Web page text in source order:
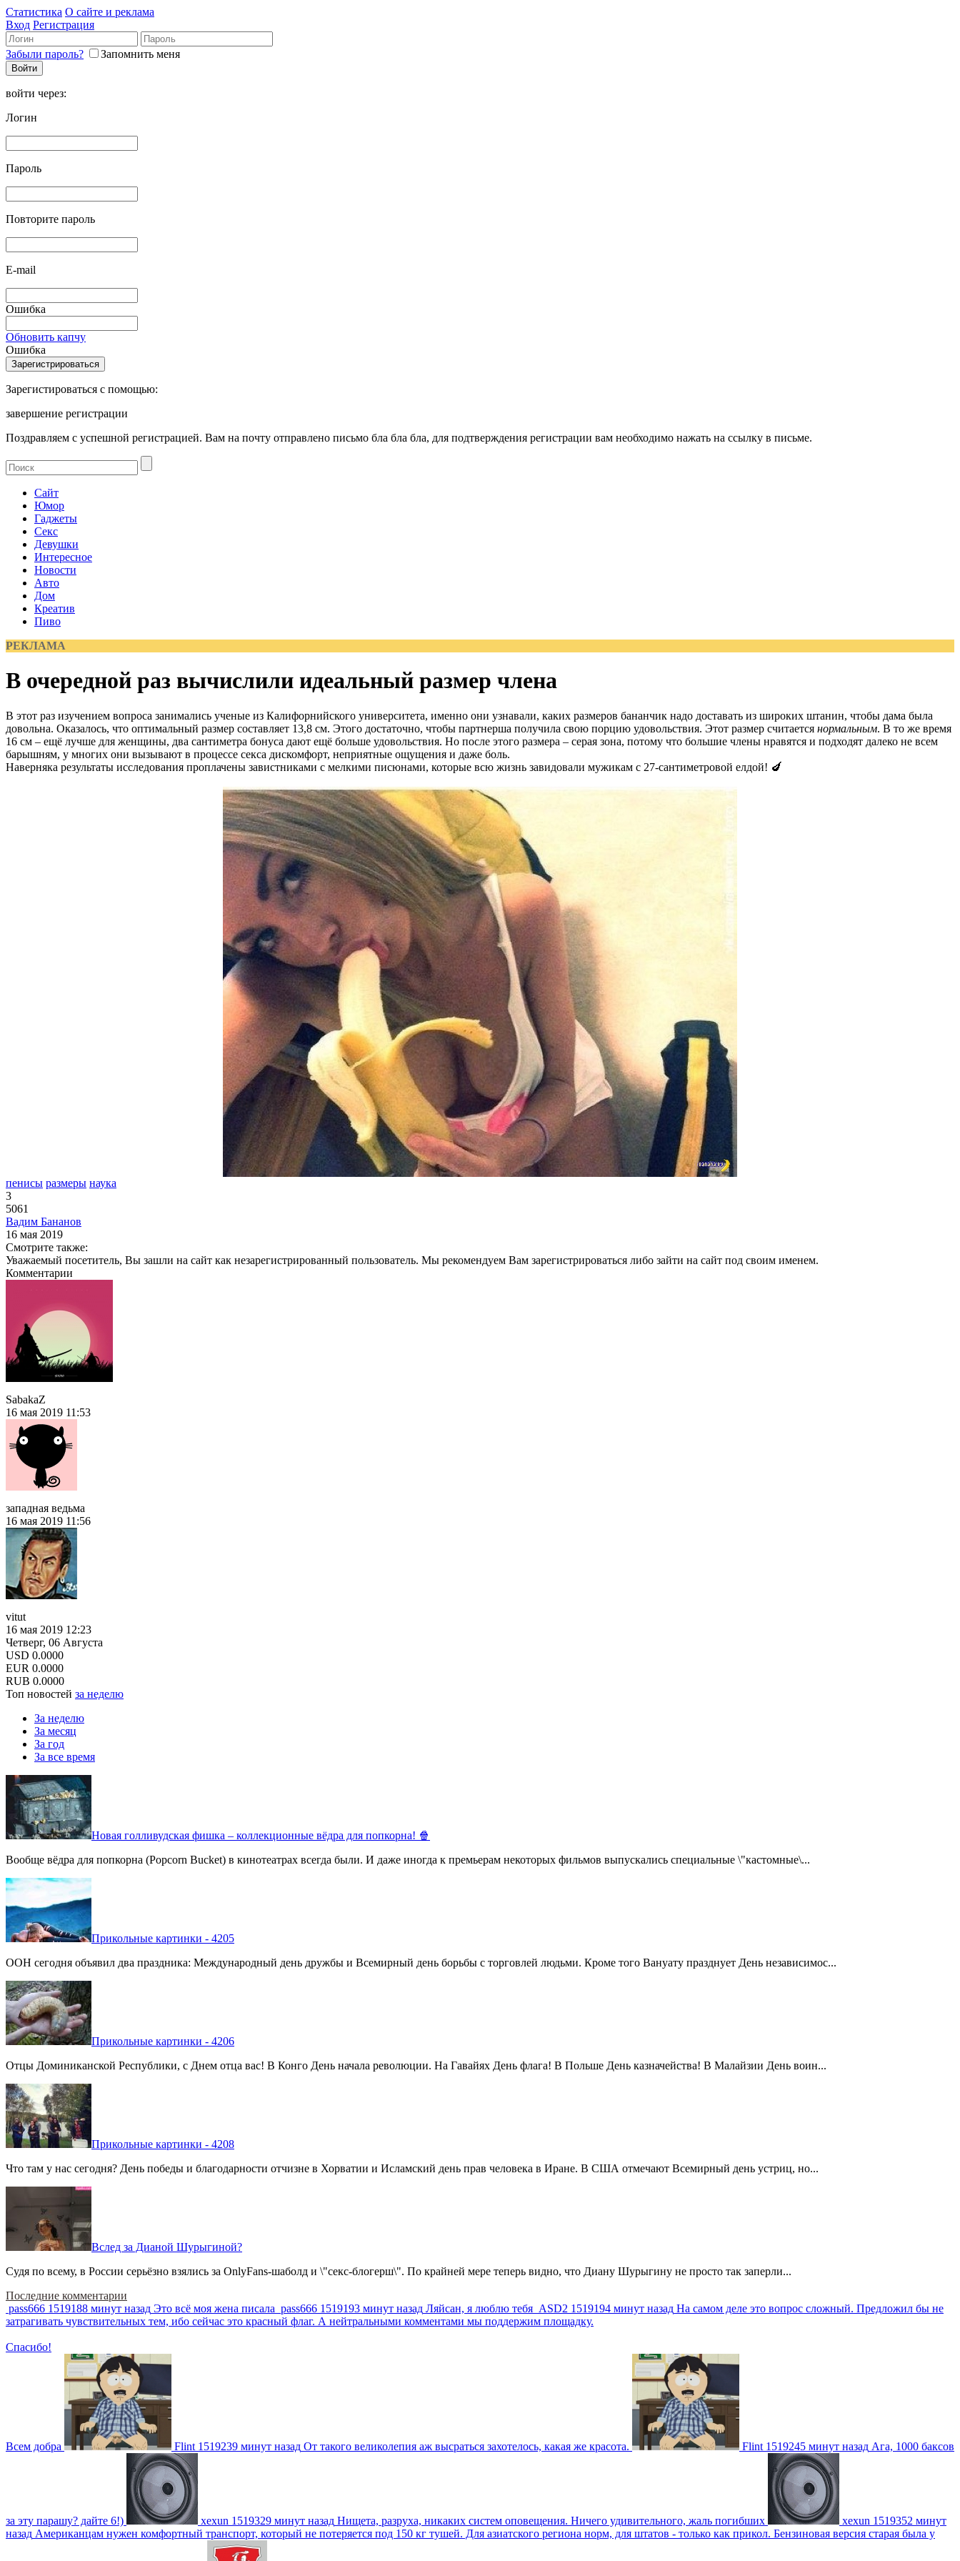
Статистика О сайте и реклама
Вход Регистрация
Забыли пароль? Запомнить меня
войти через:
Логин
Пароль
Повторите пароль
E-mail
Ошибка
Обновить капчу
Ошибка
Зарегистироваться с помощью:
завершение регистрации
Поздравляем с успешной регистрацией. Вам на почту отправлено письмо бла бла бла, для подтверждения регистрации вам необходимо нажать на ссылку в письме.
Сайт
Юмор
Гаджеты
Секс
Девушки
Интересное
Новости
Авто
Дом
Креатив
Пиво
РЕКЛАМА
В очередной раз вычислили идеальный размер члена
В этот раз изучением вопроса занимались ученые из Калифорнийского университета, именно они узнавали, каких размеров бананчик надо доставать из широких штанин, чтобы дама была
довольна. Оказалось, что оптимальный размер составляет 13,8 см. Этого достаточно, чтобы партнерша получила свою порцию удовольствия. Этот размер считается нормальным. В то же время
16 см – ещё лучше для женщины, два сантиметра бонуса дают ещё больше удовольствия. Но после этого размера – серая зона, потому что большие члены нравятся и подходят далеко не всем
барышням, у многих они вызывают в процессе секса дискомфорт, неприятные ощущения и даже боль.
Наверняка результаты исследования проплачены завистниками с мелкими писюнами, которые всю жизнь завидовали мужикам с 27-сантиметровой елдой! 🍆
пенисы размеры наука
3
5061
Вадим Бананов
16 мая 2019
Смотрите также:
Уважаемый посетитель, Вы зашли на сайт как незарегистрированный пользователь. Мы рекомендуем Вам зарегистрироваться либо зайти на сайт под своим именем.
Комментарии
SabakaZ
16 мая 2019 11:53
западная ведьма
16 мая 2019 11:56
vitut
16 мая 2019 12:23
Четверг, 06 Августа
USD 0.0000
EUR 0.0000
RUB 0.0000
Топ новостей за неделю
За неделю
За месяц
За год
За все время
Новая голливудская фишка – коллекционные вёдра для попкорна! 🍿
Вообще вёдра для попкорна (Popcorn Bucket) в кинотеатрах всегда были. И даже иногда к премьерам некоторых фильмов выпускались специальные \"кастомные\...
Прикольные картинки - 4205
ООН сегодня объявил два праздника: Международный день дружбы и Всемирный день борьбы с торговлей людьми. Кроме того Вануату празднует День независимос...
Прикольные картинки - 4206
Отцы Доминиканской Республики, с Днем отца вас! В Конго День начала революции. На Гавайях День флага! В Польше День казначейства! В Малайзии День воин...
Прикольные картинки - 4208
Что там у нас сегодня? День победы и благодарности отчизне в Хорватии и Исламский день прав человека в Иране. В США отмечают Всемирный день устриц, но...
Вслед за Дианой Шурыгиной?
Судя по всему, в России серьёзно взялись за OnlyFans-шаболд и \"секс-блогерш\". По крайней мере теперь видно, что Диану Шурыгину не просто так заперли...
Последние комментарии
pass666 1519188 минут назад Это всё моя жена писала pass666 1519193 минут назад Ляйсан, я люблю тебя ASD2 1519194 минут назад На самом деле это вопрос сложный. Предложил бы не
затрагивать чувствительных тем, ибо сейчас это красный флаг. А нейтральными комментами мы поддержим площадку.
Спасибо!
Всем добра Flint 1519239 минут назад От такого великолепия аж высраться захотелось, какая же красота. Flint 1519245 минут назад Ага, 1000 баксов
за эту парашу? дайте 6!) xexun 1519329 минут назад Нищета, разруха, никаких систем оповещения. Ничего удивительного, жаль погибших xexun 1519352 минут
назад Американцам нужен комфортный транспорт, который не потеряется под 150 кг тушей. Для азиатского региона норм, для штатов - только как прикол. Бензиновая версия старая была у